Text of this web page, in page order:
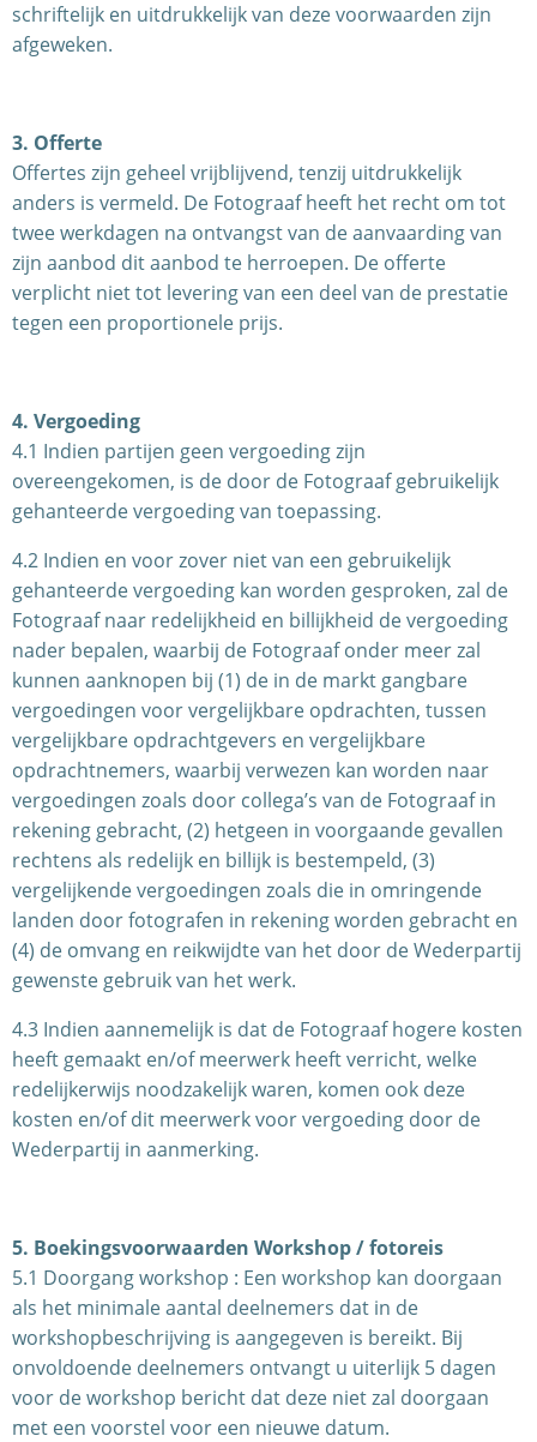
schriftelijk en uitdrukkelijk van deze voorwaarden zijn
afgeweken.
3. Offerte
Offertes zijn geheel vrijblijvend, tenzij uitdrukkelijk
anders is vermeld. De Fotograaf heeft het recht om tot
twee werkdagen na ontvangst van de aanvaarding van
zijn aanbod dit aanbod te herroepen. De offerte
verplicht niet tot levering van een deel van de prestatie
tegen een proportionele prijs.
4. Vergoeding
4.1 Indien partijen geen vergoeding zijn
overeengekomen, is de door de Fotograaf gebruikelijk
gehanteerde vergoeding van toepassing.
4.2 Indien en voor zover niet van een gebruikelijk
gehanteerde vergoeding kan worden gesproken, zal de
Fotograaf naar redelijkheid en billijkheid de vergoeding
nader bepalen, waarbij de Fotograaf onder meer zal
kunnen aanknopen bij (1) de in de markt gangbare
vergoedingen voor vergelijkbare opdrachten, tussen
vergelijkbare opdrachtgevers en vergelijkbare
opdrachtnemers, waarbij verwezen kan worden naar
vergoedingen zoals door collega’s van de Fotograaf in
rekening gebracht, (2) hetgeen in voorgaande gevallen
rechtens als redelijk en billijk is bestempeld, (3)
vergelijkende vergoedingen zoals die in omringende
landen door fotografen in rekening worden gebracht en
(4) de omvang en reikwijdte van het door de Wederpartij
gewenste gebruik van het werk.
4.3 Indien aannemelijk is dat de Fotograaf hogere kosten
heeft gemaakt en/of meerwerk heeft verricht, welke
redelijkerwijs noodzakelijk waren, komen ook deze
kosten en/of dit meerwerk voor vergoeding door de
Wederpartij in aanmerking.
5. Boekingsvoorwaarden Workshop / fotoreis
5.1 Doorgang workshop : Een workshop kan doorgaan
als het minimale aantal deelnemers dat in de
workshopbeschrijving is aangegeven is bereikt. Bij
onvoldoende deelnemers ontvangt u uiterlijk 5 dagen
voor de workshop bericht dat deze niet zal doorgaan
met een voorstel voor een nieuwe datum.